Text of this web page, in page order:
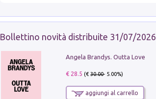
Bollettino novità distribuite 31/07/2026
Angela Brandys. Outta Love
€ 28.5 (€30.00- 5.00%)
aggiungi al carrello